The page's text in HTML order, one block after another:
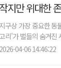
작지만 위대한
지구상 가장 중요한 동
리'가 벌들의 숨겨진
2026-04-06 14:46:22